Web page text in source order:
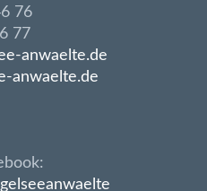
76
77
anwaelte.de
anwaelte.de